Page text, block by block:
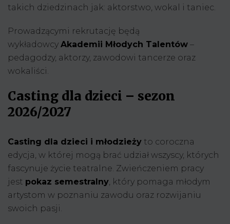
takich dziedzinach jak: aktorstwo, wokal i taniec.
Prowadzącymi rekrutację będą
wykładowcy Akademii Młodych Talentów –
pedagodzy, aktorzy, zawodowi tancerze oraz
wokaliści.
Casting dla dzieci – sezon
2026/2027
Casting dla dzieci i młodzieży to coroczna
edycja, w której mogą brać udział wszyscy, których
fascynuje życie teatralne. Zwieńczeniem pracy
jest pokaz semestralny, który pomaga młodym
artystom w poznaniu zawodu oraz rozwijaniu
swoich pasji.